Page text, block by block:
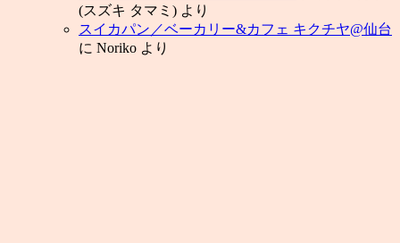
(スズキ タマミ) より
スイカパン／ベーカリー&カフェ キクチヤ@仙台
に Noriko より